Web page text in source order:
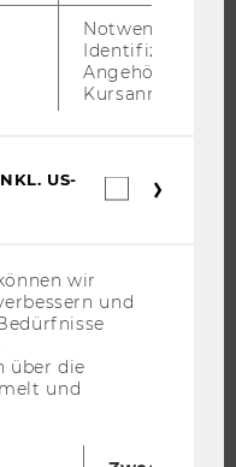
Notwendig zur
Identifizierung
Angehörige/r für
Kursanmeldung.
US-
wir
und
über die
und